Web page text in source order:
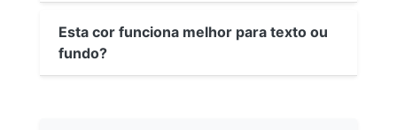
Esta cor funciona melhor para texto ou
fundo?